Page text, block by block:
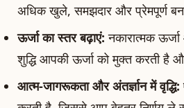
अधिक खुले, समझदार और प्रेमपूर्ण
ऊर्जा का स्तर बढ़ाएं: नकारात्मक
शुद्धि आपकी ऊर्जा को मुक्त करती है
आत्म-जागरूकता और अंतर्ज्ञान में वृद्धि: